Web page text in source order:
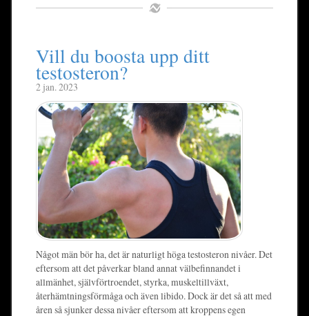
Vill du boosta upp ditt
testosteron?
2 jan. 2023
Något män bör ha, det är naturligt höga testosteron nivåer. Det
eftersom att det påverkar bland annat välbefinnandet i
allmänhet, självförtroendet, styrka, muskeltillväxt,
återhämtningsförmåga och även libido. Dock är det så att med
åren så sjunker dessa nivåer eftersom att kroppens egen